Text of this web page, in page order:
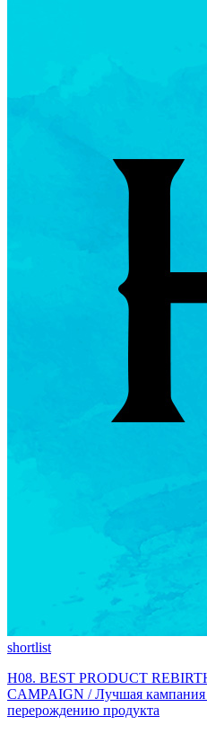
shortlist
H08. BEST PRODUCT
CAMPAIGN / Лучшая
перерождению продукта